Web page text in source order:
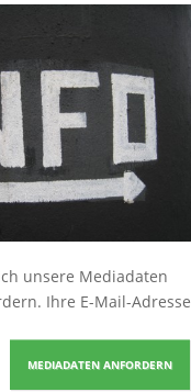
unsere Mediadaten
. Ihre E-Mail-Adresse
MEDIADATEN ANFORDERN